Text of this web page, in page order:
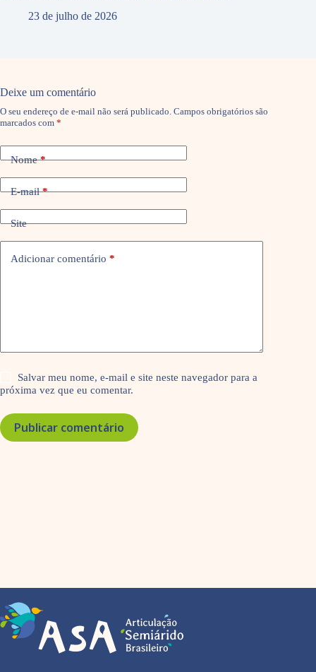
23 de julho de 2026
Deixe um comentário
O seu endereço de e-mail não será publicado. Campos obrigatórios são
marcados com *
Nome*
E-mail*
Site
Adicionar comentário *
Salvar meu nome, e-mail e site neste navegador para a
próxima vez que eu comentar.
Publicar comentário